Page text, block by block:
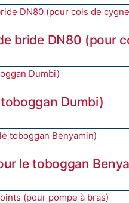
bride DN80 (pour
Dumbi)
le toboggan